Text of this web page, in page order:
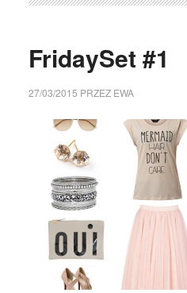
FridaySet #1
27/03/2015 PRZEZ EWA